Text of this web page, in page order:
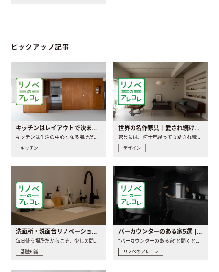
ピックアップ記事
キッチンはレイアウトで決まる。後悔しないための考え方と選び方
キッチン
世界の名作家具｜愛され続ける理由と一生モノとの出会い方
デザイン
洗面所・洗面台リノベーションの事例と間取りアイデア
毎日使う場所だからこそ、少しの間取りの工夫や素材の選び方で..
基礎知識
バーカウンターのある家5選 | 日常に馴染む“距離の近い”キッチンとは
“バーカウンターのある家”と聞くと、少し特別な、大人のための..
リノベのアレコレ